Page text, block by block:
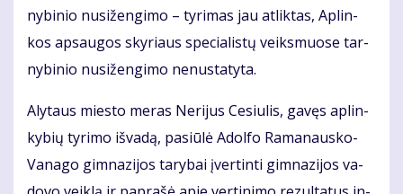
ny­bi­nio nu­si­žen­gi­mo – ty­ri­mas jau at­lik­tas, Ap­lin­
kos ap­sau­gos sky­riaus spe­cia­lis­tų veiks­muo­se tar­
ny­bi­nio nu­si­žen­gi­mo ne­nu­sta­ty­ta.
Aly­taus mies­to me­ras Ne­ri­jus Ce­siu­lis, ga­vęs ap­lin­
ky­bių ty­ri­mo iš­va­dą, pa­siū­lė Adol­fo Ra­ma­naus­ko-
Va­na­go gim­na­zi­jos ta­ry­bai įver­tin­ti gim­na­zi­jos va­